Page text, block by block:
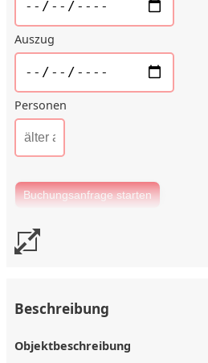
Auszug
Personen
Beschreibung
Objektbeschreibung